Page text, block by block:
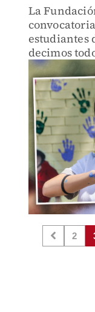
La
estudiantes
decimos
convocatoria
2